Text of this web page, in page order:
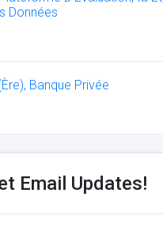
Données
Banque Privée
Email Updates!